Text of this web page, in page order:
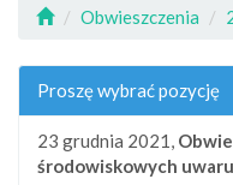
Obwieszczenia
Proszę wybrać pozycję
23 grudnia 2021,
środowiskowych